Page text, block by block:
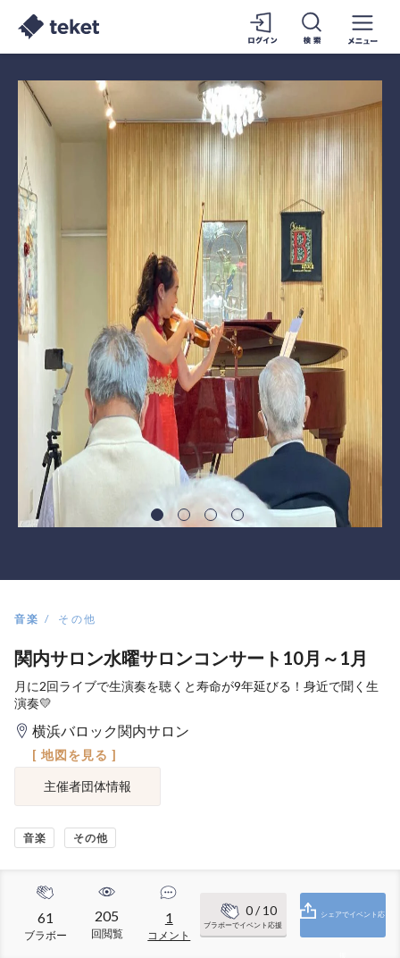
音楽 その他
関内サロン水曜サロンコンサート10月～1月
月に2回ライブで生演奏を聴くと寿命が9年延びる！身近で聞く生
演奏💛
横浜バロック関内サロン
[ 地図を見る ]
主催者団体情報
音楽 その他
61
ブラボー
205
回閲覧
1
コメント
0/ 10
ブラボーでイベント応援
シェアでイベント応